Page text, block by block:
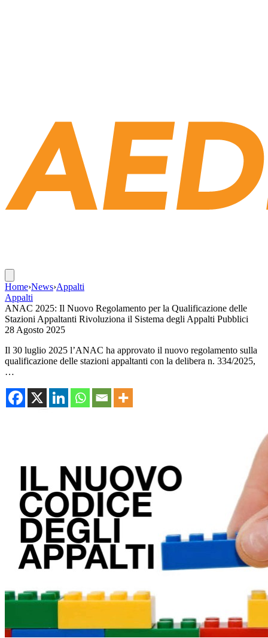
Home›News›Appalti
Appalti
ANAC 2025: Il Nuovo Regolamento per la Qualificazione delle
Stazioni Appaltanti Rivoluziona il Sistema degli Appalti Pubblici
28 Agosto 2025
Il 30 luglio 2025 l’ANAC ha approvato il nuovo regolamento sulla
qualificazione delle stazioni appaltanti con la delibera n. 334/2025,
…